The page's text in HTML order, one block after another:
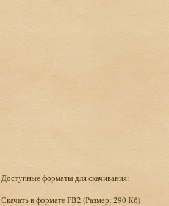
Доступные форматы для скачивания:
Скачать в формате FB2 (Размер: 290 Кб)